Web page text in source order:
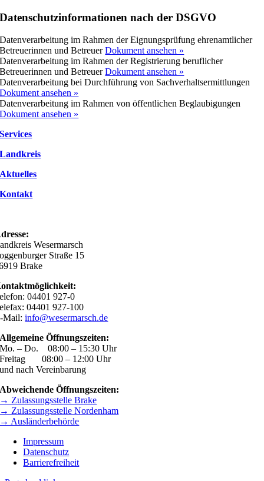
Datenschutzinformationen nach der DSGVO
Datenverarbeitung im Rahmen der Eignungsprüfung ehrenamtlicher
Betreuerinnen und Betreuer Dokument ansehen »
Datenverarbeitung im Rahmen der Registrierung beruflicher
Betreuerinnen und Betreuer Dokument ansehen »
Datenverarbeitung bei Durchführung von Sachverhaltsermittlungen
Dokument ansehen »
Datenverarbeitung im Rahmen von öffentlichen Beglaubigungen
Dokument ansehen »
Services
Landkreis
Aktuelles
Kontakt
Wesermarsch
Straße 15
Brake
04401 927-0
04401 927-100
Mail:info@wesermarsch.de
Allgemeine Öffnungszeiten:
Mo. – Do. 08:00 – 15:30 Uhr
Freitag 08:00 – 12:00 Uhr
und nach Vereinbarung
Abweichende Öffnungszeiten:
→ Zulassungsstelle Brake
→ Zulassungsstelle Nordenham
→ Ausländerbehörde
Impressum
Datenschutz
Barrierefreiheit